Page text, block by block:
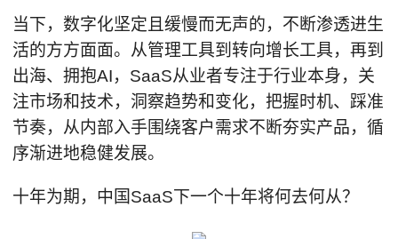
当下，数字化坚定且缓慢而无声的，不断渗透进生
活的方方面面。从管理工具到转向增长工具，再到
出海、拥抱AI，SaaS从业者专注于行业本身，关
注市场和技术，洞察趋势和变化，把握时机、踩准
节奏，从内部入手围绕客户需求不断夯实产品，循
序渐进地稳健发展。
十年为期，中国SaaS下一个十年将何去何从？